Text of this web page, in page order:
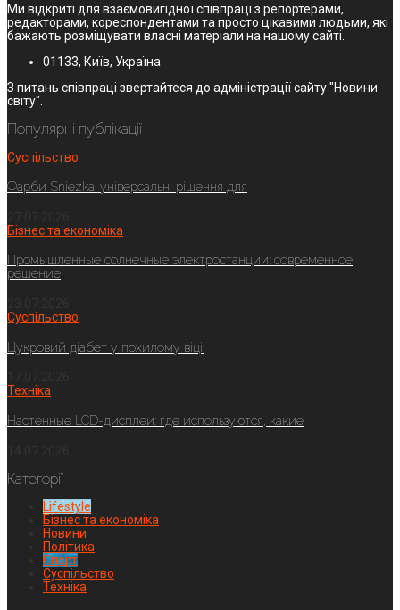
Ми відкриті для взаємовигідної співпраці з репортерами,
редакторами, кореспондентами та просто цікавими людьми, які
бажають розміщувати власні матеріали на нашому сайті.
01133, Київ, Україна
З питань співпраці звертайтеся до адміністрації сайту "Новини
світу".
Популярні публікації
Суспільство
Фарби Sniezka: універсальні рішення для
Бізнес та економіка
Промышленные солнечные электростанции: современное
решение
Суспільство
Цукровий діабет у похилому віці:
Техніка
Настенные LCD-дисплеи: где используются, какие
Категорії
Lifestyle
Бізнес та економіка
Новини
Політика
Спорт
Суспільство
Техніка